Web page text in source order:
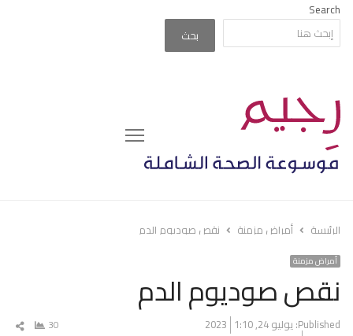
Search
بحث
Menu
الرئيسة أمراض مزمنة نقص صوديوم الدم
أمراض مزمنة
نقص صوديوم الدم
Published: يوليو 24, 2023
1:10
30